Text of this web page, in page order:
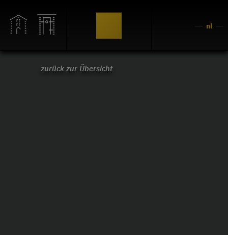
nl
zurück zur Übersicht